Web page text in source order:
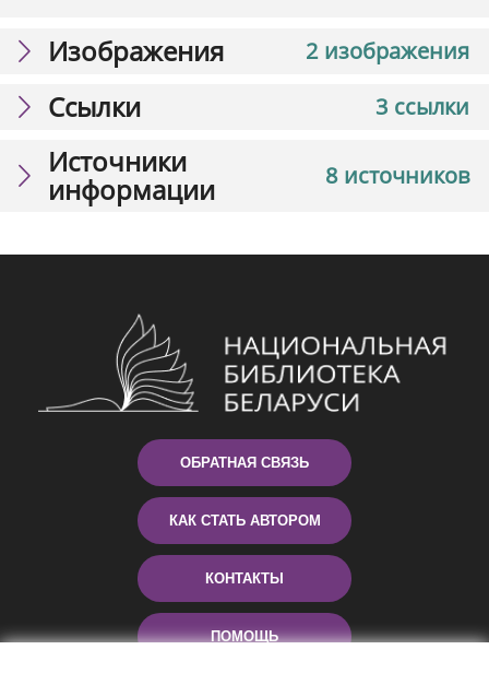
2 изображения
Изображения
3 ссылки
Ссылки
8 источников
Источники
информации
ОБРАТНАЯ СВЯЗЬ
КАК СТАТЬ АВТОРОМ
КОНТАКТЫ
ПОМОЩЬ